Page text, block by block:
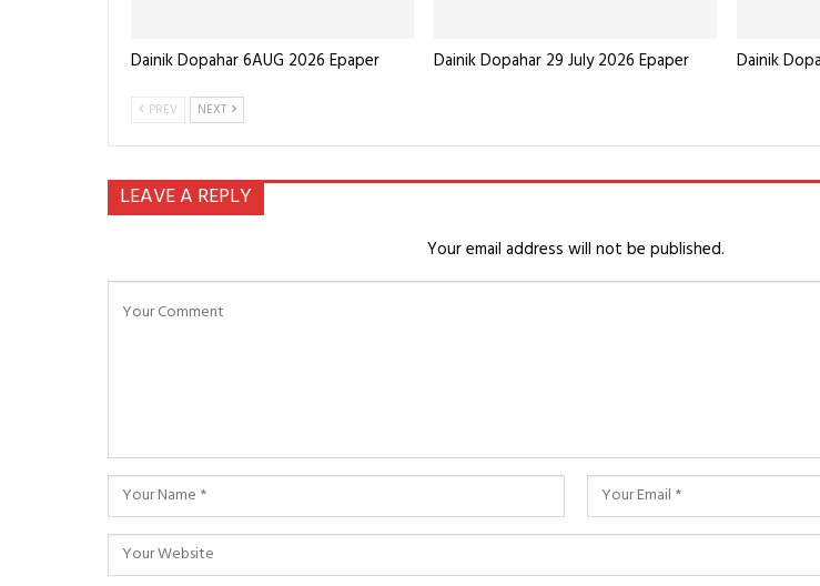
Dainik Dopahar 6AUG 2026 Epaper Dainik Dopahar 29 July 2026 Epaper Dainik
PREV NEXT
LEAVE A REPLY
Your email address will not be published.